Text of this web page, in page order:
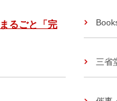
るごと「完
三省